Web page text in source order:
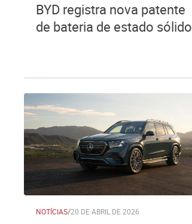
BYD registra nova patente
de bateria de estado sólido
NOTÍCIAS/20 DE ABRIL DE 2026